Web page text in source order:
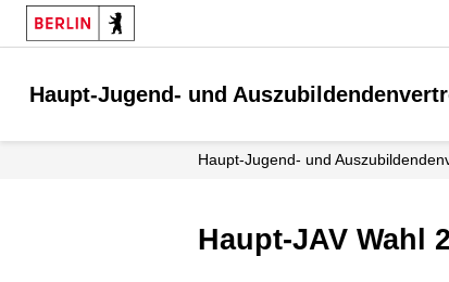
Haupt-Jugend- und
Haupt-Jugend- und
Haupt-JAV Wahl